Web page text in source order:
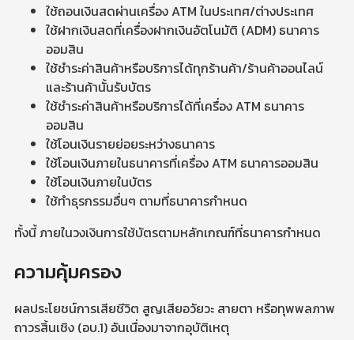
ใช้ถอนเงินสดผ่านเครื่อง ATM ในประเทศ/ต่างประเทศ
ใช้ฝากเงินสดที่เครื่องฝากเงินอัตโนมัติ (ADM) ธนาคาร
ออมสิน
ใช้ชำระค่าสินค้าหรือบริการได้ทุกร้านค้า/ร้านค้าออนไลน์
และร้านค้านั้นรับบัตร
ใช้ชำระค่าสินค้าหรือบริการได้ที่เครื่อง ATM ธนาคาร
ออมสิน
ใช้โอนเงินรายย่อยระหว่างธนาคาร
ใช้โอนเงินภายในธนาคารที่เครื่อง ATM ธนาคารออมสิน
ใช้โอนเงินภายในบัตร
ใช้ทำธุรกรรมอื่นๆ ตามที่ธนาคารกำหนด
ทั้งนี้ ภายในวงเงินการใช้บัตรตามหลักเกณฑ์ที่ธนาคารกำหนด
ความคุ้มครอง
ผลประโยชน์การเสียชีวิต สูญเสียอวัยวะ สายตา หรือทุพพลภาพ
ถาวรสิ้นเชิง (อบ.1) อันเนื่องมาจากอุบัติเหตุ